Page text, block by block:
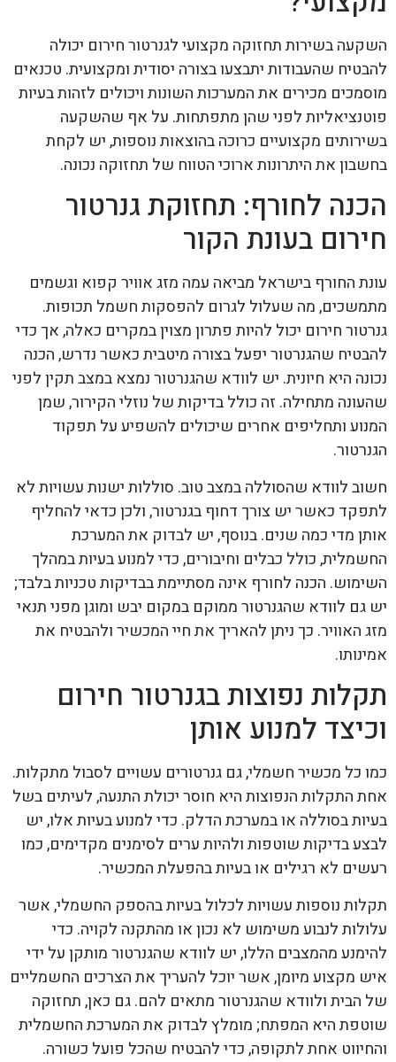
השקעה בשירות תחזוקה מקצועי לגנרטור חירום יכולה
להבטיח שהעבודות יתבצעו בצורה יסודית ומקצועית. טכנאים
מוסמכים מכירים את המערכות השונות ויכולים לזהות בעיות
פוטנציאליות לפני שהן מתפתחות. על אף שהשקעה
בשירותים מקצועיים כרוכה בהוצאות נוספות, יש לקחת
בחשבון את היתרונות ארוכי הטווח של תחזוקה נכונה.
הכנה לחורף: תחזוקת גנרטור
חירום בעונת הקור
עונת החורף בישראל מביאה עמה מזג אוויר קפוא וגשמים
מתמשכים, מה שעלול לגרום להפסקות חשמל תכופות.
גנרטור חירום יכול להיות פתרון מצוין במקרים כאלה, אך כדי
להבטיח שהגנרטור יפעל בצורה מיטבית כאשר נדרש, הכנה
נכונה היא חיונית. יש לוודא שהגנרטור נמצא במצב תקין לפני
שהעונה מתחילה. זה כולל בדיקות של נוזלי הקירור, שמן
המנוע ותחליפים אחרים שיכולים להשפיע על תפקוד
הגנרטור.
חשוב לוודא שהסוללה במצב טוב. סוללות ישנות עשויות לא
לתפקד כאשר יש צורך דחוף בגנרטור, ולכן כדאי להחליף
אותן מדי כמה שנים. בנוסף, יש לבדוק את המערכת
החשמלית, כולל כבלים וחיבורים, כדי למנוע בעיות במהלך
השימוש. הכנה לחורף אינה מסתיימת בבדיקות טכניות בלבד;
יש גם לוודא שהגנרטור ממוקם במקום יבש ומוגן מפני תנאי
מזג האוויר. כך ניתן להאריך את חיי המכשיר ולהבטיח את
אמינותו.
תקלות נפוצות בגנרטור חירום
וכיצד למנוע אותן
כמו כל מכשיר חשמלי, גם גנרטורים עשויים לסבול מתקלות.
אחת התקלות הנפוצות היא חוסר יכולת התנעה, לעיתים בשל
בעיות בסוללה או במערכת הדלק. כדי למנוע בעיות אלו, יש
לבצע בדיקות שוטפות ולהיות ערים לסימנים מקדימים, כמו
רעשים לא רגילים או בעיות בהפעלת המכשיר.
תקלות נוספות עשויות לכלול בעיות בהספק החשמלי, אשר
עלולות לנבוע משימוש לא נכון או מהתקנה לקויה. כדי
להימנע מהמצבים הללו, יש לוודא שהגנרטור מותקן על ידי
איש מקצוע מיומן, אשר יוכל להעריך את הצרכים החשמליים
של הבית ולוודא שהגנרטור מתאים להם. גם כאן, תחזוקה
שוטפת היא המפתח; מומלץ לבדוק את המערכת החשמלית
והחיווט אחת לתקופה, כדי להבטיח שהכל פועל כשורה.